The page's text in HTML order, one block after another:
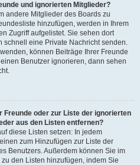
und ignorierten Mitglieder?
andere Mitglieder des Boards zu
hinzufügen, werden in Ihrem
Zugriff aufgelistet. Sie sehen dort
eine Private Nachricht senden.
können Beiträge Ihrer Freunde
Benutzer ignorieren, dann sehen
Freunde oder zur Liste der ignorierten
aus den Listen entfernen?
diese Listen setzen: In jedem
zum Hinzufügen zur Liste der
Benutzers. Außerdem können Sie im
den Listen hinzufügen, indem Sie